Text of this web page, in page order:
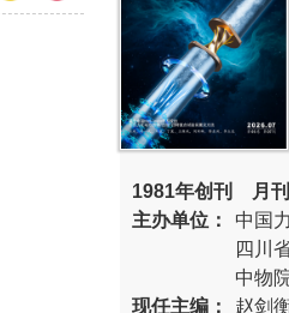
1981年创刊 月刊
主办单位：
中国
四川
中物
现任主编：
赵剑